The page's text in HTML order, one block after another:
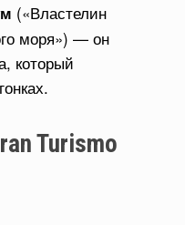
(«Властелин
моря») — он
который
Turismo